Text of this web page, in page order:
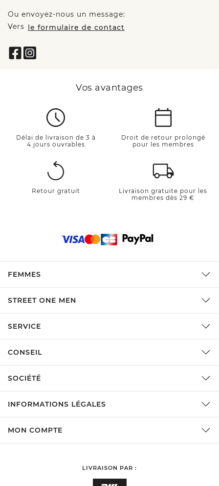
Ou envoyez-nous un message:
Vers le formulaire de contact
Vos avantages
Délai de livraison de 3 à
4 jours ouvrables
Droit de retour prolongé
pour les membres
Retour gratuit
Livraison gratuite pour les
membres dès 29 €
FEMMES
STREET ONE MEN
SERVICE
CONSEIL
SOCIÉTÉ
INFORMATIONS LÉGALES
MON COMPTE
LIVRAISON PAR :